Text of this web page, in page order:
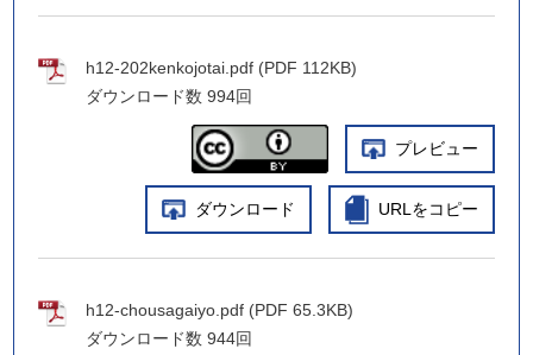
h12-202kenkojotai.pdf (PDF 112KB)
ダウンロード数 994回
プレビュー
ダウンロード URLをコピー
h12-chousagaiyo.pdf (PDF 65.3KB)
ダウンロード数 944回